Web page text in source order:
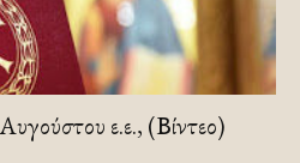
ε.ε., (Βίντεο)